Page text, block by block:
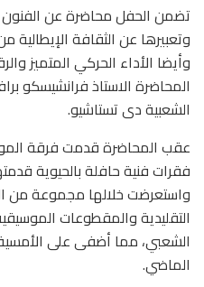
تضمن الحفل محاضرة عن الفنون
‏وتعبيرها عن الثقافة الإيطالية
وأيضا الأداء الحركي المتميز
المحاضرة الاستاذ فرانشيسكو
الشعبية دى تستاشيو.
‏عقب المحاضرة قدمت فرقة
فقرات فنية حافلة بالحيوية
واستعرضت خلالها مجموعة من
التقليدية والمقطوعات
الشعبي، مما أضفى على
الماضي.